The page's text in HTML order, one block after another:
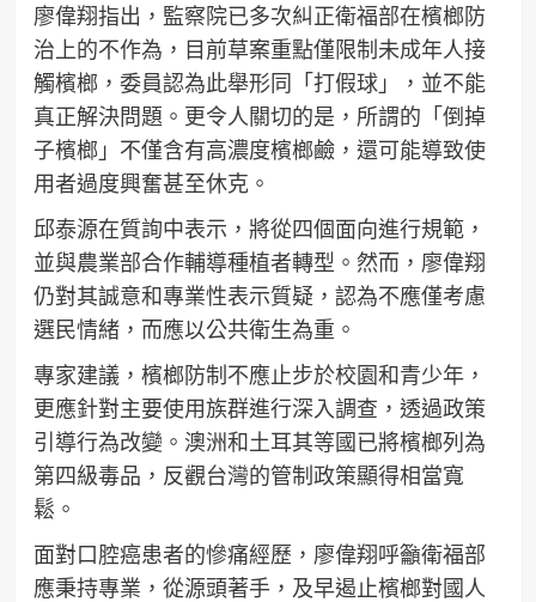
廖偉翔指出，監察院已多次糾正衛福部在檳榔防
治上的不作為，目前草案重點僅限制未成年人接
觸檳榔，委員認為此舉形同「打假球」，並不能
真正解決問題。更令人關切的是，所謂的「倒掉
子檳榔」不僅含有高濃度檳榔鹼，還可能導致使
用者過度興奮甚至休克。
邱泰源在質詢中表示，將從四個面向進行規範，
並與農業部合作輔導種植者轉型。然而，廖偉翔
仍對其誠意和專業性表示質疑，認為不應僅考慮
選民情緒，而應以公共衛生為重。
專家建議，檳榔防制不應止步於校園和青少年，
更應針對主要使用族群進行深入調查，透過政策
引導行為改變。澳洲和土耳其等國已將檳榔列為
第四級毒品，反觀台灣的管制政策顯得相當寬
鬆。
面對口腔癌患者的慘痛經歷，廖偉翔呼籲衛福部
應秉持專業，從源頭著手，及早遏止檳榔對國人